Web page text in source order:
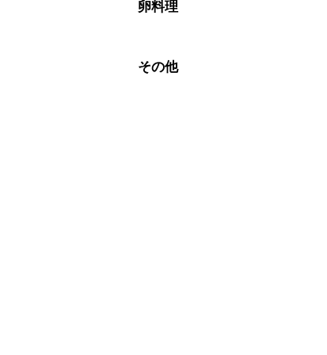
※日持ちは目安です。
卵料理
その他